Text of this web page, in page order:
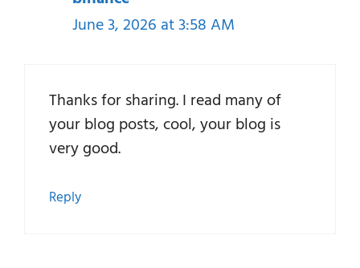
June 3, 2026 at 3:58 AM
Thanks for sharing. I read many of
your blog posts, cool, your blog is
very good.
Reply